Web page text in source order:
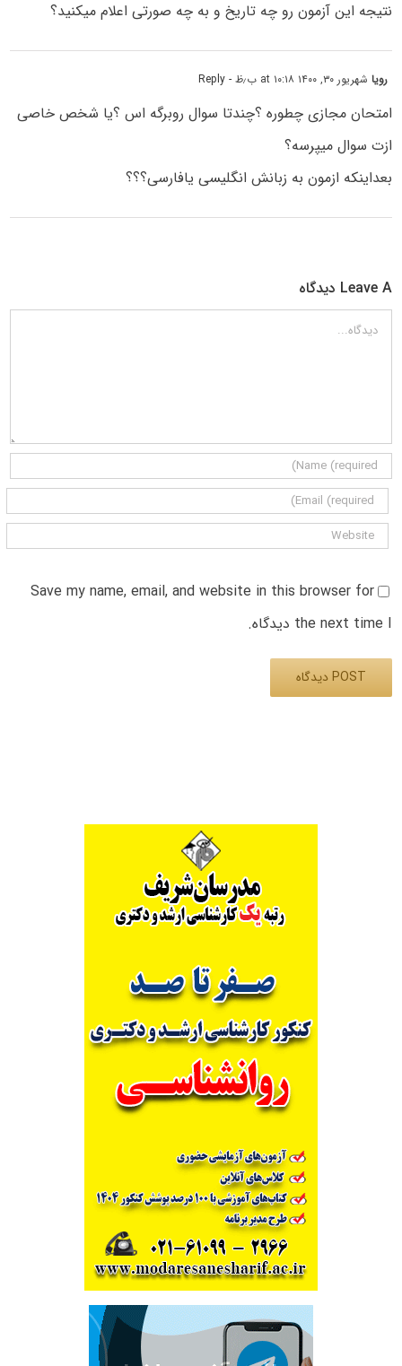
نتیجه این آزمون رو چه تاریخ و به چه صورتی اعلام میکنید؟
رویاشهریور ۳۰, ۱۴۰۰ at ۱۰:۱۸ ب٫ظ - Reply
امتحان مجازی چطوره ؟چندتا سوال روبرگه اس ؟یا شخص خاصی
ازت سوال میپرسه؟
بعداینکه ازمون به زبانش انگلیسی یافارسی؟؟؟
Leave A دیدگاه
دیدگاه
Save my name, email, and website in this browser for
the next time I دیدگاه.